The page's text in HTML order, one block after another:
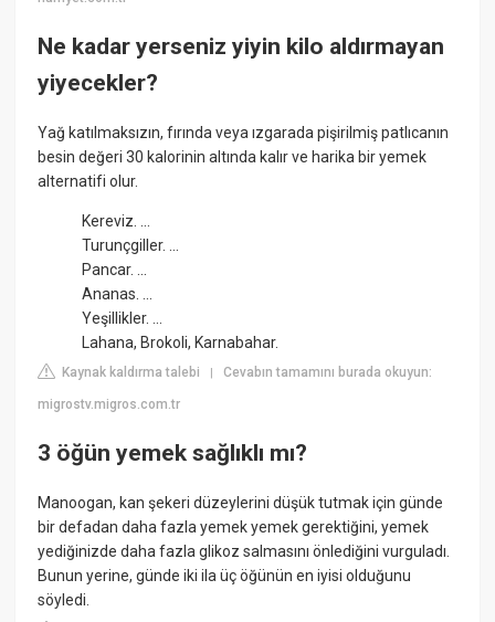
Ne kadar yerseniz yiyin kilo aldırmayan
yiyecekler?
Yağ katılmaksızın, fırında veya ızgarada pişirilmiş patlıcanın
besin değeri 30 kalorinin altında kalır ve harika bir yemek
alternatifi olur.
Kereviz. ...
Turunçgiller. ...
Pancar. ...
Ananas. ...
Yeşillikler. ...
Lahana, Brokoli, Karnabahar.
Kaynak kaldırma talebi |Cevabın tamamını burada okuyun:
migrostv.migros.com.tr
3 öğün yemek sağlıklı mı?
Manoogan, kan şekeri düzeylerini düşük tutmak için günde
bir defadan daha fazla yemek yemek gerektiğini, yemek
yediğinizde daha fazla glikoz salmasını önlediğini vurguladı.
Bunun yerine, günde iki ila üç öğünün en iyisi olduğunu
söyledi.